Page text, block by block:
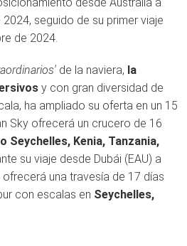
seguido de su primer viaje
de 2024.
de la naviera, la
y con gran diversidad de
ha ampliado su oferta en un 15
Sky ofrecerá un crucero de 16
Seychelles, Kenia, Tanzania,
su viaje desde Dubái (EAU) a
una travesía de 17 días
con escalas en Seychelles,